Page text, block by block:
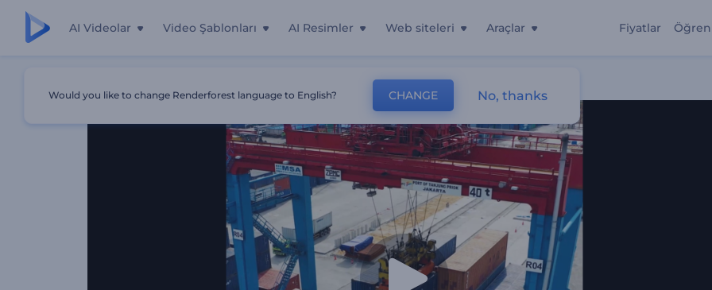
AI Videolar Video Şablonları AI Resimler Web siteleri Araçlar Fiyatlar Öğren
Bilgilendirici Sosyal Medya Video Paketi
Would you like to change Renderforest language to English? CHANGE No, thanks